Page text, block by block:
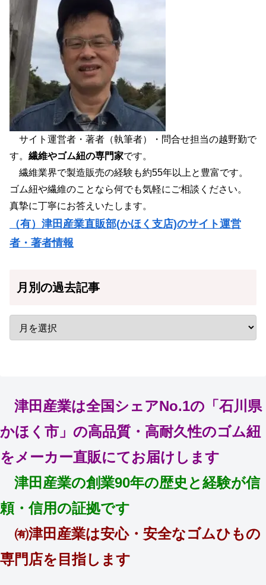
サイト運営者・著者（執筆者）・問合せ担当の越野勤で
す。 繊維やゴム紐の専門家です。
繊維業界で製造販売の経験も約55年以上と豊富です。
ゴム紐や繊維のことなら何でも気軽にご相談ください。
真摯に丁寧にお答えいたします。
（有）津田産業直販部(かほく支店)のサイト運営
者・著者情報
月別の過去記事
津田産業は全国シェアNo.1の「石川県
かほく市」の高品質・高耐久性のゴム紐
をメーカー直販にてお届けします
津田産業の創業90年の歴史と経験が信
頼・信用の証拠です
㈲津田産業は安心・安全なゴムひもの
専門店を目指します